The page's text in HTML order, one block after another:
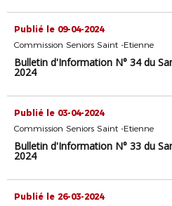
Publié le 09-04-2024
Commission Seniors Saint -Etienne
Bulletin d'Information N° 34 du
2024
Publié le 03-04-2024
Commission Seniors Saint -Etienne
Bulletin d'Information N° 33 du
2024
Publié le 26-03-2024